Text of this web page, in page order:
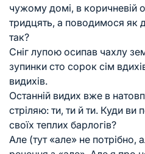
чужому домі, в коричневій
тридцять, а поводимося як
так?
Сніг лупою осипав чахлу
зупинки сто сорок сім
видихів.
Останній видих вже в
стріляю: ти, ти й ти. Куди ви
своїх теплих барлогів?
Але (тут «але» не потрібно,